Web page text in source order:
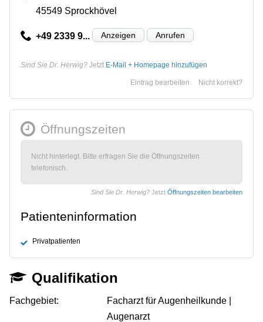
45549 Sprockhövel
+49 2339 9... Anzeigen Anrufen
Sind Sie Dr. Herwig? Jetzt E-Mail + Homepage hinzufügen
Nicht korrekt?
Eintrag bearbeiten
Öffnungszeiten
Nicht hinterlegt. Bitte erfragen Sie die Öffnungszeiten
telefonisch.
Sind Sie Dr. Herwig? Jetzt Öffnungszeiten bearbeiten
Patienteninformation
Privatpatienten
Qualifikation
Fachgebiet:
Facharzt für Augenheilkunde |
Augenarzt